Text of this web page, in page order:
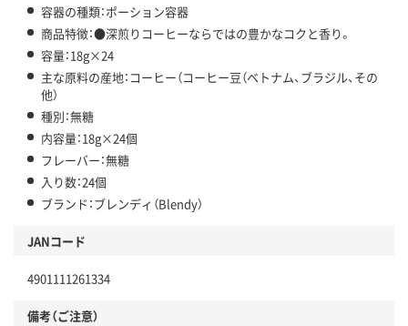
容器の種類：ポーション容器
商品特徴：●深煎りコーヒーならではの豊かなコクと香り。
容量：18g×24
主な原料の産地：コーヒー（コーヒー豆（ベトナム、ブラジル、その
他）
種別：無糖
内容量：18g×24個
フレーバー：無糖
入り数：24個
ブランド：ブレンディ（Blendy）
JANコード
4901111261334
備考（ご注意）